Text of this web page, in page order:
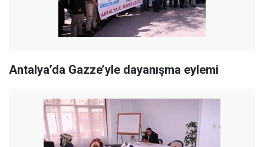
Antalya’da Gazze’yle dayanışma eylemi